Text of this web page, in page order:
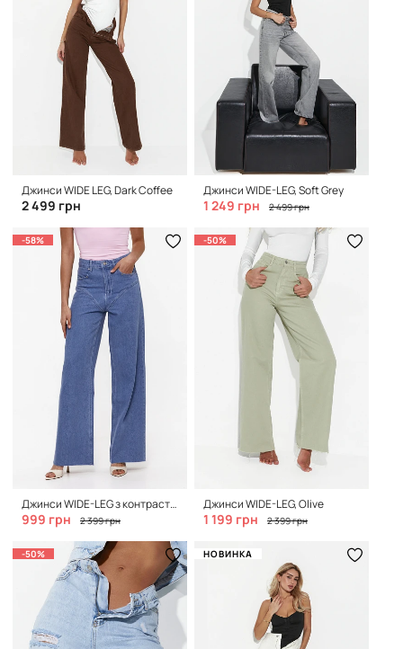
Джинси WIDE LEG, Dark Coffee
2 499 грн
Джинси WIDE-LEG, Soft Grey
1 249 грн 2 499 грн
-58%
Джинси WIDE-LEG з контрастними швами, Soft Indigo
999 грн 2 399 грн
-50%
Джинси WIDE-LEG, Olive
1 199 грн 2 399 грн
-50% НОВИНКА